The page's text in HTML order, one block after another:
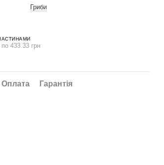
Гриби
по 433.33 грн
Оплата Гарантія
👇